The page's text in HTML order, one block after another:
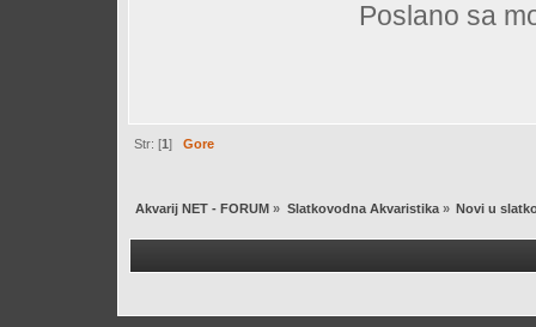
Poslano sa
Str: [1]Gore
Akvarij NET - FORUM » Slatkovodna Akvaristika» Novi u